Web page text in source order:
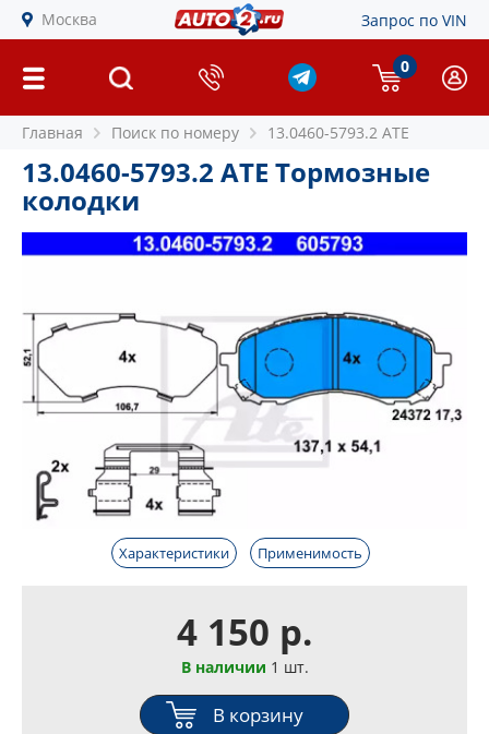
Москва Запрос по VIN
0
Главная Поиск по номеру 13.0460-5793.2 ATE
13.0460-5793.2 ATE Тормозные
колодки
Характеристики Применимость
4 150 р.
В наличии 1 шт.
В корзину